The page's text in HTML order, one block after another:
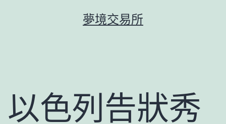
夢境交易所
以色列告狀秀